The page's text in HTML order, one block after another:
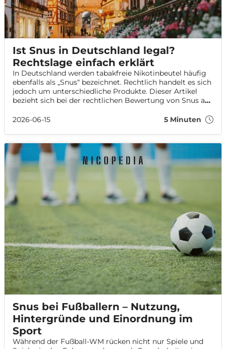
Ist Snus in Deutschland legal?
Rechtslage einfach erklärt
In Deutschland werden tabakfreie Nikotinbeutel häufig
ebenfalls als „Snus“ bezeichnet. Rechtlich handelt es sich
jedoch um unterschiedliche Produkte. Dieser Artikel
bezieht sich bei der rechtlichen Bewertung von Snus auf
zusätzlich die Unterschiede zu Nikotinbeuteln.
2026-06-15 5 Minuten
Snus bei Fußballern – Nutzung,
Hintergründe und Einordnung im
Sport
Während der Fußball-WM rücken nicht nur Spiele und